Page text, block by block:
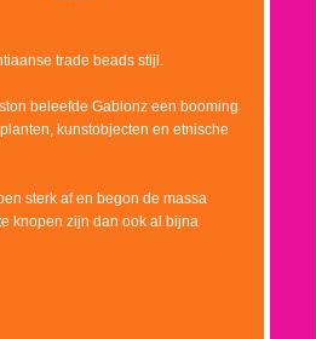
trade beads stijl.
beleefde Gablonz een booming
kunstobjecten en etnische
sterk af en begon de massa
knopen zijn dan ook al bijna